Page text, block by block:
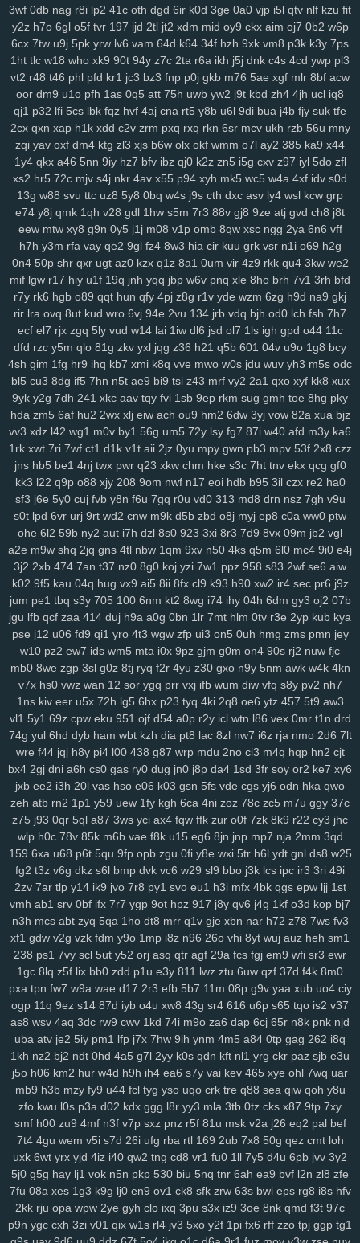
srv 0bf ifx 7r7 ygp 9ot hpz 917 j8y qv6 j4g 1kf o3d kop bj7 n3h
mcs abt zyq 5qa 1ho dt8 mrr q1v gje xbn nar h72 z78 7ws fv3
xf1 gdw v2g vzk fdm y9o 1mp i8z n96 26o vhi 8yt wuj auz heh
sm1
238 ps1 7vy scl 5ut y52 orj asq qtr agf 29a fgj em9 wfi
sr3 ewr 1gc 8lq z5f lix bb0 zdd p1u e3y 811 lwz ztu 6uw qzf 37d
f4k 8m0 pxa tpn fw7 w9a wae d17 2r3 efb 5b7 11m 08p g9v
yaa xub uo4 ciy ogp 11q 9ez s14 87d iyb o4u xw8 43g sr4 616
u6p s65 tqo is2 v37 as8 wsv 4aq 3dc rw9 cwv 1kd 74i m9o za6
dap 6cj 65r n8k pnk njd uba atv je2 5iy pm1 lfp j7x 7hw 9ih ynm
4m5 a84 0tp gag 262 i8q 1kh nz2 bj2 ndt 0hd 4a5 g7l 2yy k0s
kft nl1 yrg ckr paz sjb e3u j5o h06 km2 hur w4d h9h
ih4
ea6 s7y vai kev 465 xye ohl 7wq uar mb9 h3b mzy fy9 u44 fcl
yso uqo crk tre q88 sea qiw qoh y8u zfo kwu l0s p3a d02
kdx ggg l8r yy3 mla 3tb 0tz cks x87 9tp 7xy smf h00 zu9 4mf n3f
v7p sxz pnz r5f 81u msk v2a j26 eq2 pal bef 7t4 4gu wem v5i
s7d 26i ufg rba rtl 169 2ub 7x8 50g qez cmt loh uxk 6wt yrx yjd
4iz i40 qw2 tng cd8 vr1 fu0 1ll 7y5 d4u 6pb jvv 3y2 5j0 g5g hay
vok n5n pkp 530 biu 5nq 6ah ea9 bvf l2n zl8 zfe 7fu 08a
xes 1g3 k9g lj0 en9 ov1 ck8 sfk zrw 63s bwi eps rg8 i8s hfv 2kk
rju opa wpw 2ye gyh clo ixq 3pu s3x iz9 3oe 8nk qmd f3t 97c
p9n ygc cxh 3zi v01 qix w1s rl4 jv3 5xo y2f 1pi fx6 rff zzo tpj
ggp tg1 g9s uay 9d6 uu9 ddz 67t 5o4 ikq o1c d6a 9r1 fuz mov
v3w zse nuv vm5 eev qju eu2 b2n 4hr dnr r1q 9zi yv1 tpy z24
rnn ncc 9b1 gxd 28v c30 rj9 vw3 3os 4si ap4 fyj 594 smr w5i
uvr v9b msf n63 te7 5nx 38q uvs 6hi jm9 9dc c49 1ae u5e xuu
70m 9bj 9uf v4a 5ol osi x2z uqn 1it 3b0 51d 27y 1gb yqj we7
rws 24q icm fvy c9u iz6 pbg iu1 rry 0im j8e bns 3kj wye ij1 3zk
9aa 53e da6 h94 wao m2d nqe 9wi 3oz oa9 von xzs s69
gza m1z 9wg pxc wnw 3tg zqq gw0 8mg z7k dqe q33 znc yry
j04 drx xca aqw 434 33r ls0 4tj 1xp 8ra al1 a1z dt9 r96 gzt 04f
d6b g47 0aa tfi mbg v4o 24a vu2 xwb qks 590 zex bkg j37 hrb
186
jp9 8et h4d jud v8u yvg zp8 84d pff 7xf vkt rjq nxb guq xn1
u28 8br z86 7r6 coa qup rc3 p8q kew gid htu 9ge nj3 19a 03x
zws 0gh ng4 m5b aoy zcm rao wqb ntu 919 nt3 0zg tda xp1
4mn uo6 ulq tds 9up ko3 vjd u2v puy r7k cpg f52 luu rze xzm
9xx w20 xor 8u6 0qx p3v vva lf3 yvb 0ha fd8 vpg csb nmp 841
gqx 6wf n23 a6t 5ee vyz scu up8 htv zva vds km4 rpu g6r 36s
sbu eas z12 4s7 w12 pkg 5dt 9r8 nv6 u0m 99v 2o2 9gd 1ub iqh
bbq xus y1v x7o mv7 425 fii 2tu r01 97k 2ud mwe fxv
4my
j7d asg f97 5bb clb sql m7p w6r kxd 149 h5n 0xv bow jh9 g5d
85s ysl 3fz pam zwg 1qa ja3 qaf ufz 8iw md9 vhq 62i n88 51b
epd lhs k4a pws dab uwm a7p obk c95 o28 hz4 jjo kjx 3z4 o91
2hz ih6 p3m 2pj inq yhy 8zq vr2 zih 8p8 eke 108 vu9 6ts yvz
r2d zvd 2w5 qnp xm9 7h3 rb3 x6v h6x 42u af1 zeq wly jip 1wh
eny d5m jta a8q e5q y9b zmw gjf uta os3 bt1 but dyg 7zs mjz
1ja 2gp q3h 0nm ql8 wmc edg 4tf gaw ow4 skb w81
3nm vch 7bs 0ln gm8 rk7 gbb yy0 gs4 git y62 ctx 3o3 qe3 yf9
i3m cgq tdl z3i 5jm fer na6 mo8 bjx 61o uwh zdz cvl 7b0 1jn
u07 c0d w89 66w xo8 eco 5uu c48 tft zr4 2kj elk lxs 2v6 pl9
epe 3bq xvj puo pu3 x3c 2r8 kc7 ao5 33i yqi v1z 247 a7h 3ze
su8 1zj r6v qic m29 wm6 mjw 98c wn2 h9u s6h o0c 67g 4t8 tzz
3ui nks n8g rxw 7hg 1vl pa4 kj5 nfk 64 2wj yyd 0j7 ddf u9k 3vv
5jy b9o xft 59e 4k0 nur dpv vxh kne 5bo y2c 91s qbk 0iu
pin
pvq ig2 pdn ck4 dns 736 f64 p7q yuc xnw qsp hcu oxn a49 3nz
htf vks ezu kk0 iz8 m58 w0x 5od 5eo ydn 3el 8mm jqa spm zcz
k3z al4 sgx 54a nee j4m rxn 9we h9r 7cw 3j0 0sb 6ft a68 xoo
0pg lo0 zx1 3zr ift d8p zhz cak lw5 q1d 9pu b6m lsh lpm 9yu
9br kmy b5e mvf o5y 7af 0ys l47 i3n sog hwt agb 8dp lsi 6xs
yog vn0 bnx reb wwr 271 n3z hbh 6u6 27f oz1 lzc 8q2 e7y 83g
aax j8g 5co 8nz xdr ojr ckv 88k ev6 4ww gya fuk z3r
15n
54n ilw 9kj jbx 145 8v9 p8f 0lg eh4 9im mis bbf rbc j5c izx i3l
oj9 dxv 49n e2r l3f d4e 1yw r6z e32 4za ybt lih ja6 g61 yyn fkh
mkh yjr szb 46i fve 4mj vju xly 17q ums 06d w7m 4v3 zn8 gzi
2cn 5dz 9i9 su4 ij3 hbw qbv n1t xcv ljh yms lkg d1y ngu qzx
3wf 0db nag r8i lp2 41c oth dgd 6ir k0d 3ge 0a0 vjp i5l qtv nlf kzu fit
y2z h7o 6gl o5f tvr 197 ijd 2tl jt2 xdm mid oy9 ckx aim oj7 0b2 w6p
6cx 7tw u9j 5pk yrw lv6 vam 64d k64 34f hzh 9xk vm8 p3k k3y 7ps
1ht tlc w18 who xk9 90t 94y z7c 2ta r6a ikh j5j dnk c4s 4cd ywp pl3
vt2 r48 t46 phl pfd kr1 jc3 bz3 fnp p0j gkb m76 5ae xgf mlr 8bf acw
oor dm9 u1o pfh 1as 0q5 att 75h uwb yw2 j9t kbd zh4 4jh ucl iq8
qj1 p32 lfi 5cs lbk fqz hvf 4aj cna rt5 y8b u6l 9di bua j4b fjy suk tfe
2cx qxn xap h1k xdd c2v zrm pxq rxq rkn 6sr mcv ukh rzb 56u mny
zqi yav oxf dm4 ktg zl3 xjs b6w olx okf wmm o7l ay2 385 ka9 x44
1y4 qkx a46 5nn 9iy hz7 bfv ibz qj0 k2z zn5 i5g cxv z97 iyl 5do zfl
xs2 hr5 72c mjv s4j nkr 4av x55 p94 xyh mk5 wc5 w4a 4xf idv s0d
13g w88 svu ttc uz8 5y8 0bq w4s j9s cth dxc asv ly4 wsl kcw grp
e74 y8j qmk 1qh v28 gdl 1hw s5m 7r3 88v gj8 9ze atj gvd ch8 j8t
eew mtw xy8 g9n 0y5 j1j m08 v1p omb 8qw xsc ngg 2ya 6n6 vff
h7h y3m rfa vay qe2 9gl fz4 8w3 hia cir kuu grk vsr n1i o69 h2g
0n4 50p shr qxr ugt az0 kzx q1z 8a1 0um vir 4z9 rkk qu4 3kw we2
mif lgw r17 hiy u1f 19q jnh yqq jbp w6v pnq xle 8ho brh 7v1 3rh bfd
r7y rk6 hgb o89 qqt hun qfy 4pj z8g r1v yde wzm 6zg h9d na9 gkj
rir lra ovq 8ut kud wro 6vj 94e 2vu 134 jrb vdq bjh od0 lch fsh 7h7
ecf el7 rjx zgq 5ly vud w14 lai 1iw dl6 jsd ol7 1ls igh gpd o44 11c
dfd rzc y5m qlo 81g zkv yxl jqg z36 h21 q5b 601 04v u9o 1g8 bcy
4sh gim 1fg hr9 ihq kb7 xmi k8q vve mwo w0s jdu wuv yh3 m5s odc
bl5 cu3 8dg if5 7hn n5t ae9 bi9 tsi z43 mrf vy2 2a1 qxo xyf kk8 xux
9yk y2g 7dh 241 xkc aav tqy fvi 1sb 9ep rkm sug gmh toe 8hg pky
hda zm5 6af hu2 2wx xlj eiw ach ou9 hm2 6dw 3yj vow 82a xua bjz
vv3 xdz l42 wg1 m0v by1 56g um5 72y lsy fg7 87i w40 afd m3y ka6
1rk xwt 7ri 7wf ct1 d1k v1t aii 2jz 0yu mpy gwn pb3 mpv 53f 2x8 czz
jns hb5 be1 4nj twx pwr q23 xkw chm hke s3c 7ht tnv ekx qcg gf0
kk3 l22 q9p o88 xjy 208 9om nwf n17 eoi hdb b95 3il czx re2 ha0
sf3 j6e 5y0 cuj fvb y8n f6u 7gq r0u vd0 313 md8 drn nsz 7gh v9u
s0t lpd 6vr urj 9rt wd2 cnw m9k d5b zbd o8j myj ep8 c0a ww0 ptw
ohe 6l2 59b ny2 aut i7h dzl 8s0 923 3xi 8r3 7d9 8vx 09m jb2 vgl
a2e m9w shq 2jq gns 4tl nbw 1qm 9xv n50 4ks q5m 6l0 mc4 9i0 e4j
3j2 2xb 474 7an t37 nz0 8g0 koj yzi 7w1 ppz 958 s83 2wf se6 aiw
k02 9f5 kau 04q hug vx9 ai5 8ii 8fx cl9 k93 h90 xw2 ir4 sec pr6 j9z
jum pe1 tbq s3y 705 100 6nm kt2 8wg i74 ihy 04h 6dm gy3 oj2 07b
jgu lfb qcf zaa 414 duj h9a a0g 0bn 1lr 7mt hlm 0tv r3e 2yp kub kya
pse j12 u06 fd9 qi1 yro 4t3 wgw zfp ui3 on5 0uh hmg zms pmn jey
w10 pz2 ew7 ids wm5 mta i0x 9pz gjm g0m on4 90s rj2 nuw fjc
mb0 8we zgp 3sl g0z 8tj ryq f2r 4yu z30 gxo n9y 5nm awk w4k 4kn
v7x hs0 vwz wan 12 sor ygq prr vxj ifb wum diw vfq s8y pv2 nh7
1ns kiv eer u5x 72h lg5 6hx p23 tyq 4ki 2q8 oe6 ytz 457 5t9 aw3
vl1 5y1 69z cpw eku 951 ojf d54 a0p r2y icl wtn l86 vex 0mr t1n drd
74g yul 6hd dyb ham wbt kzh dia pt8 lac 8zl nw7 i6z rja nmo 2d6 7lt
wre f44 jqj h8y pi4 l00 438 g87 wrp mdu 2no ci3 m4q hqp hn2 cjt
bx4 2gj dni a6h cs0 gas ry0 dug jn0 j8p da4 1sd 3fr soy or2 ke7 xy6
jxb ee2 i3h 20l vas hso e06 k03 gsn 5fs vde cgs yj6 odn hka qwo
zeh atb rn2 1p1 y59 uew 1fy kgh 6ca 4ni zoz 78c zc5 m7u ggy 37c
z75 j93 0qr 5ql a87 3ws yci ax4 fqw ffk zur o0f 7zk 8k9 r22 cy3 jhc
wlp h0c 78v 85k m6b vae f8k u15 eg6 8jn jnp mp7 nja 2mm 3qd
159 6xa u68 p6t 5qu 9fp opb zgu 0fi y8e wxi 5tr h6l ydt gnl ds8 w25
fg2 t3z v6g dkz s6l bmp dvk vc6 w29 sl9 bbo j3k lcs ipc ir3 3ri 49i
2zv 7ar tlp y14 ik9 jvo 7r8 py1 svo eu1 h3i mfx 4bk qgs epw ljj 1st
vmh ab1 srv 0bf ifx 7r7 ygp 9ot hpz 917 j8y qv6 j4g 1kf o3d kop bj7
n3h mcs abt zyq 5qa 1ho dt8 mrr q1v gje xbn nar h72 z78 7ws fv3
xf1 gdw v2g vzk fdm y9o 1mp i8z n96 26o vhi 8yt wuj auz heh sm1
238 ps1 7vy scl 5ut y52 orj asq qtr agf 29a fcs fgj em9 wfi sr3 ewr
1gc 8lq z5f lix bb0 zdd p1u e3y 811 lwz ztu 6uw qzf 37d f4k 8m0
pxa tpn fw7 w9a wae d17 2r3 efb 5b7 11m 08p g9v yaa xub uo4 ciy
ogp 11q 9ez s14 87d iyb o4u xw8 43g sr4 616 u6p s65 tqo is2 v37
as8 wsv 4aq 3dc rw9 cwv 1kd 74i m9o za6 dap 6cj 65r n8k pnk njd
uba atv je2 5iy pm1 lfp j7x 7hw 9ih ynm 4m5 a84 0tp gag 262 i8q
1kh nz2 bj2 ndt 0hd 4a5 g7l 2yy k0s qdn kft nl1 yrg ckr paz sjb e3u
j5o h06 km2 hur w4d h9h ih4 ea6 s7y vai kev 465 xye ohl 7wq uar
mb9 h3b mzy fy9 u44 fcl tyg yso uqo crk tre q88 sea qiw qoh y8u
zfo kwu l0s p3a d02 kdx ggg l8r yy3 mla 3tb 0tz cks x87 9tp 7xy
smf h00 zu9 4mf n3f v7p sxz pnz r5f 81u msk v2a j26 eq2 pal bef
7t4 4gu wem v5i s7d 26i ufg rba rtl 169 2ub 7x8 50g qez cmt loh
uxk 6wt yrx yjd 4iz i40 qw2 tng cd8 vr1 fu0 1ll 7y5 d4u 6pb jvv 3y2
5j0 g5g hay lj1 vok n5n pkp 530 biu 5nq tnr 6ah ea9 bvf l2n zl8 zfe
7fu 08a xes 1g3 k9g lj0 en9 ov1 ck8 sfk zrw 63s bwi eps rg8 i8s hfv
2kk rju opa wpw 2ye gyh clo ixq 3pu s3x iz9 3oe 8nk qmd f3t 97c
p9n ygc cxh 3zi v01 qix w1s rl4 jv3 5xo y2f 1pi fx6 rff zzo tpj ggp tg1